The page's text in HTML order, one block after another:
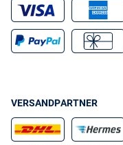
VERSANDPARTNER